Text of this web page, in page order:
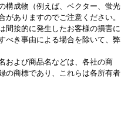
構成物（例えば、ベクター、蛍光
ありますのでご注意ください。
間接的に発生したお客様の損害に
べき事由による場合を除いて、弊
および商品名などは、各社の商
の商標であり、これらは各所有者